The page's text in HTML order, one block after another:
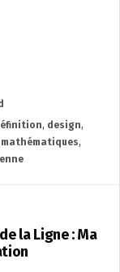
, design,
mathématiques,
la Ligne : Ma